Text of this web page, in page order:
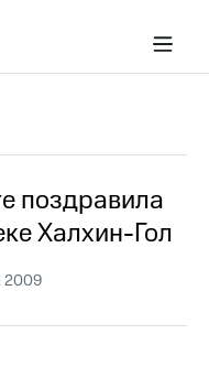
поздравила
Халхин-Гол
2009